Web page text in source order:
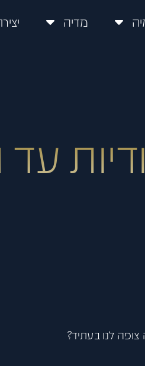
מדיה
לנו בעתיד?